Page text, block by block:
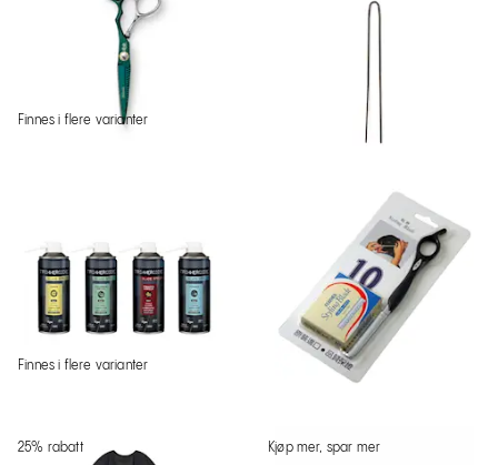
Finnes i flere varianter
Finnes i flere varianter
25% rabatt Kjøp mer, spar mer